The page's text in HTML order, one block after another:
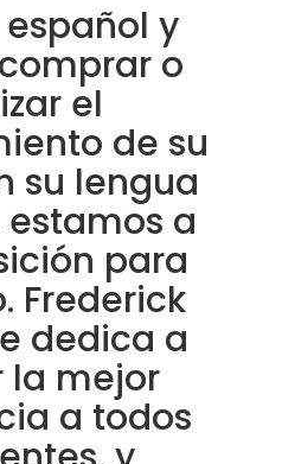
y
o
el
de su
su lengua
a
para
Frederick
dedica a
la mejor
a todos